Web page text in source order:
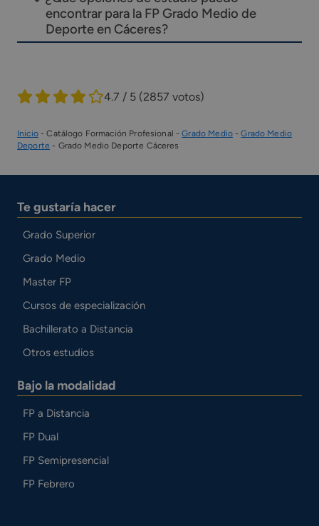
encontrar para la FP Grado Medio de
Deporte en Cáceres?
4.7 / 5 (2857 votos)
Inicio-Catálogo Formación Profesional -Grado Medio-Grado Medio
Deporte - Grado Medio Deporte Cáceres
Te gustaría hacer
Grado Superior
Grado Medio
Master FP
Cursos de especialización
Bachillerato a Distancia
Otros estudios
Bajo la modalidad
FP a Distancia
FP Dual
FP Semipresencial
FP Febrero